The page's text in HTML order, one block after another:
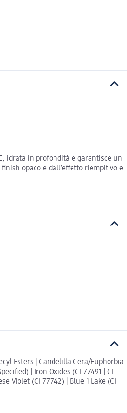
idrata in profondità e garantisce un
opaco e dall’effetto riempitivo e
Esters | Candelilla Cera/Euphorbia
| Iron Oxides (CI 77491 | CI
Violet (CI 77742) | Blue 1 Lake (CI